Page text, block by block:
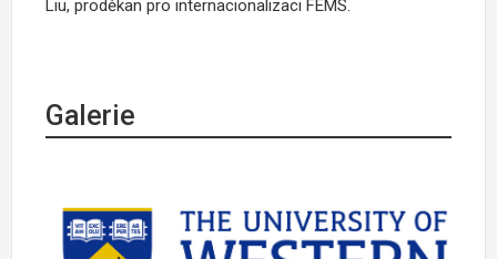
Liu, proděkan pro internacionalizaci FEMS.
Galerie